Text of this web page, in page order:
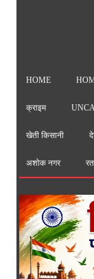
HOME
क्राइम
खेती किसानी
अशोक नगर